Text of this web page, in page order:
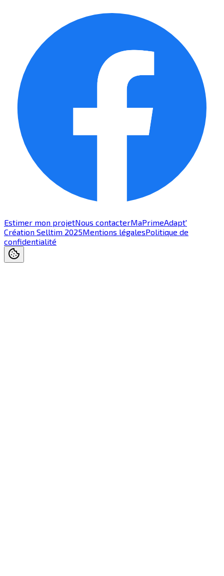
Estimer mon projetNous contacterMaPrimeAdapt'
Création Selltim 2025Mentions légalesPolitique de
confidentialité